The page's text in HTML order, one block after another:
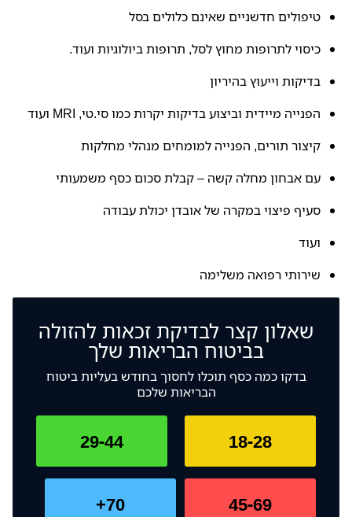
טיפולים חדשניים שאינם כלולים בסל
כיסוי לתרופות מחוץ לסל, תרופות ביולוגיות ועוד.
בדיקות וייעוץ בהיריון
הפנייה מיידית וביצוע בדיקות יקרות כמו סי.טי, MRI ועוד
קיצור תורים, הפנייה למומחים מנהלי מחלקות
עם אבחון מחלה קשה – קבלת סכום כסף משמעותי
סעיף פיצוי במקרה של אובדן יכולת עבודה
ועוד
שירותי רפואה משלימה
שאלון קצר לבדיקת זכאות להזולה
בביטוח הבריאות שלך
בדקו כמה כסף תוכלו לחסוך בחודש בעליות ביטוח
הבריאות שלכם
18-28
29-44
45-69
70+